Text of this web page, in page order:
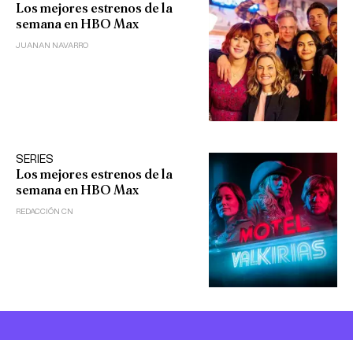
Los mejores estrenos de la
semana en HBO Max
JUANAN NAVARRO
SERIES
Los mejores estrenos de la
semana en HBO Max
REDACCIÓN CN